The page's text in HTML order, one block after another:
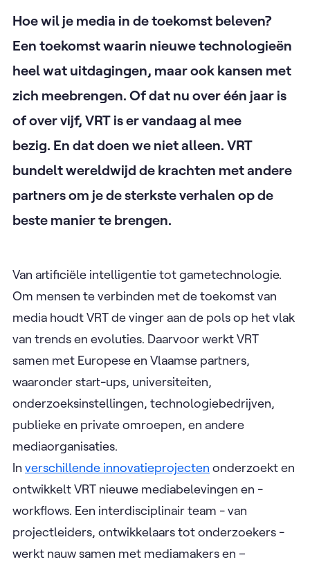
Hoe wil je media in de toekomst beleven?
Een toekomst waarin nieuwe technologieën
heel wat uitdagingen, maar ook kansen met
zich meebrengen. Of dat nu over één jaar is
of over vijf, VRT is er vandaag al mee
bezig. En dat doen we niet alleen. VRT
bundelt wereldwijd de krachten met andere
partners om je de sterkste verhalen op de
beste manier te brengen.
Van artificiële intelligentie tot gametechnologie.
Om mensen te verbinden met de toekomst van
media houdt VRT de vinger aan de pols op het vlak
van trends en evoluties. Daarvoor werkt VRT
samen met Europese en Vlaamse partners,
waaronder start-ups, universiteiten,
onderzoeksinstellingen, technologiebedrijven,
publieke en private omroepen, en andere
mediaorganisaties.
In verschillende innovatieprojecten onderzoekt en
ontwikkelt VRT nieuwe mediabelevingen en -
workflows. Een interdisciplinair team - van
projectleiders, ontwikkelaars tot onderzoekers -
werkt nauw samen met mediamakers en –